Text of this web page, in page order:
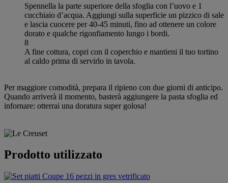
Spennella la parte superiore della sfoglia con l’uovo e 1
cucchiaio d’acqua. Aggiungi sulla superficie un pizzico di sale
e lascia cuocere per 40-45 minuti, fino ad ottenere un colore
dorato e qualche rigonfiamento lungo i bordi.
8
A fine cottura, copri con il coperchio e mantieni il tuo tortino
al caldo prima di servirlo in tavola.
Per maggiore comodità, prepara il ripieno con due giorni di anticipo.
Quando arriverà il momento, basterà aggiungere la pasta sfoglia ed
infornare: otterrai una doratura super golosa!
Prodotto utilizzato